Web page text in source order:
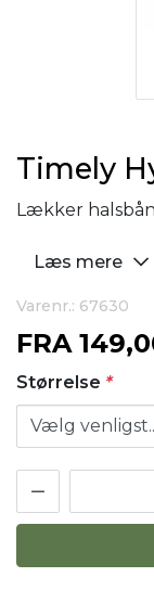
Timely
Lækker
Læs mere
Varenr.: 67630
FRA
Størrelse *